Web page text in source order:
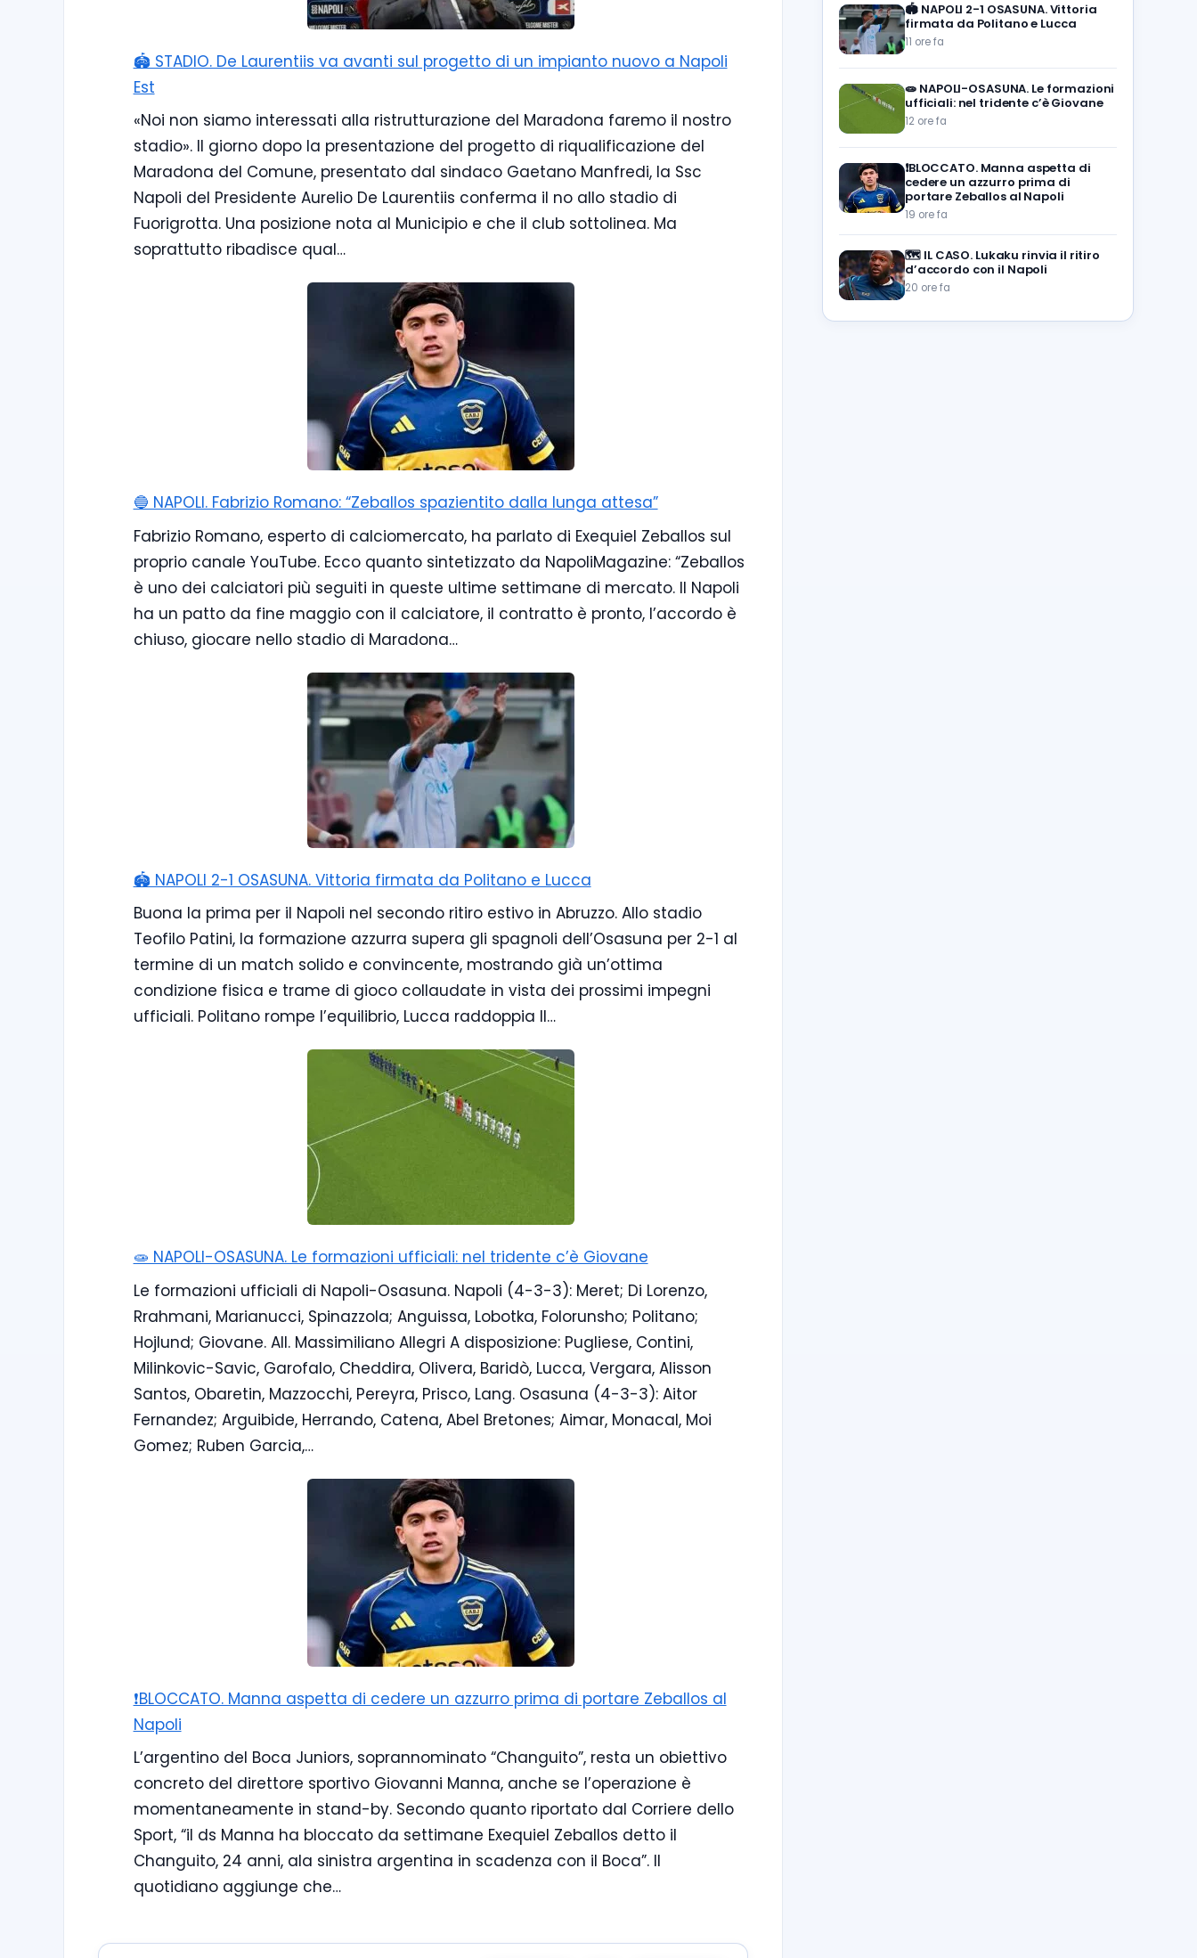
🏟️ STADIO. De Laurentiis va avanti sul progetto di un impianto nuovo a Napoli
Est
«Noi non siamo interessati alla ristrutturazione del Maradona faremo il nostro
stadio». Il giorno dopo la presentazione del progetto di riqualificazione del
Maradona del Comune, presentato dal sindaco Gaetano Manfredi, la Ssc
Napoli del Presidente Aurelio De Laurentiis conferma il no allo stadio di
Fuorigrotta. Una posizione nota al Municipio e che il club sottolinea. Ma
soprattutto ribadisce qual…
🔵 NAPOLI. Fabrizio Romano: “Zeballos spazientito dalla lunga attesa”
Fabrizio Romano, esperto di calciomercato, ha parlato di Exequiel Zeballos sul
proprio canale YouTube. Ecco quanto sintetizzato da NapoliMagazine: “Zeballos
è uno dei calciatori più seguiti in queste ultime settimane di mercato. Il Napoli
ha un patto da fine maggio con il calciatore, il contratto è pronto, l’accordo è
chiuso, giocare nello stadio di Maradona…
🏟️ NAPOLI 2-1 OSASUNA. Vittoria firmata da Politano e Lucca
Buona la prima per il Napoli nel secondo ritiro estivo in Abruzzo. Allo stadio
Teofilo Patini, la formazione azzurra supera gli spagnoli dell’Osasuna per 2-1 al
termine di un match solido e convincente, mostrando già un’ottima
condizione fisica e trame di gioco collaudate in vista dei prossimi impegni
ufficiali. Politano rompe l’equilibrio, Lucca raddoppia Il…
🧫 NAPOLI-OSASUNA. Le formazioni ufficiali: nel tridente c’è Giovane
Le formazioni ufficiali di Napoli-Osasuna. Napoli (4-3-3): Meret; Di Lorenzo,
Rrahmani, Marianucci, Spinazzola; Anguissa, Lobotka, Folorunsho; Politano;
Hojlund; Giovane. All. Massimiliano Allegri A disposizione: Pugliese, Contini,
Milinkovic-Savic, Garofalo, Cheddira, Olivera, Baridò, Lucca, Vergara, Alisson
Santos, Obaretin, Mazzocchi, Pereyra, Prisco, Lang. Osasuna (4-3-3): Aitor
Fernandez; Arguibide, Herrando, Catena, Abel Bretones; Aimar, Monacal, Moi
Gomez; Ruben Garcia,…
❗️BLOCCATO. Manna aspetta di cedere un azzurro prima di portare Zeballos al
Napoli
L’argentino del Boca Juniors, soprannominato “Changuito”, resta un obiettivo
concreto del direttore sportivo Giovanni Manna, anche se l’operazione è
momentaneamente in stand-by. Secondo quanto riportato dal Corriere dello
Sport, “il ds Manna ha bloccato da settimane Exequiel Zeballos detto il
Changuito, 24 anni, ala sinistra argentina in scadenza con il Boca”. Il
quotidiano aggiunge che…
🏟️ NAPOLI 2-1 OSASUNA. Vittoria
firmata da Politano e Lucca
11 ore fa
🧫 NAPOLI-OSASUNA. Le formazioni
ufficiali: nel tridente c’è Giovane
12 ore fa
❗️BLOCCATO. Manna aspetta di
cedere un azzurro prima di
portare Zeballos al Napoli
19 ore fa
🗺️ IL CASO. Lukaku rinvia il ritiro
d’accordo con il Napoli
20 ore fa